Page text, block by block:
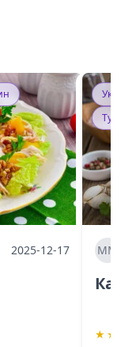
2025-12-17 ММ
★ ★